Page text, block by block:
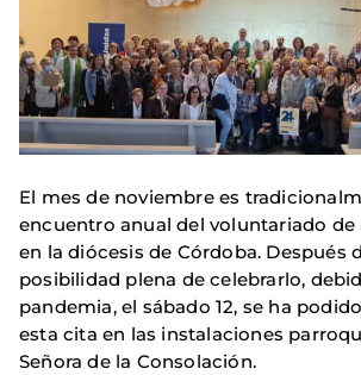
El mes de noviembre es
encuentro anual del voluntariado de
en la diócesis de Córdoba. Después
posibilidad plena de celebrarlo,
pandemia, el sábado 12, se ha
esta cita en las instalaciones
Señora de la Consolación.